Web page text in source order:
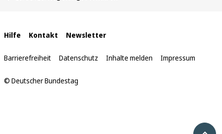
Interne
Links
Hilfe Kontakt Newsletter
Barrierefreiheit Datenschutz Inhalte melden Impressum
© Deutscher Bundestag